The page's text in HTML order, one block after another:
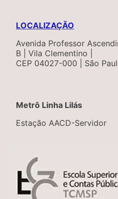
LOCALIZAÇÃO
Avenida Professor
B | Vila Clementino |
CEP 04027-000 | São
Metrô Linha Lilás
Estação AACD-Servidor